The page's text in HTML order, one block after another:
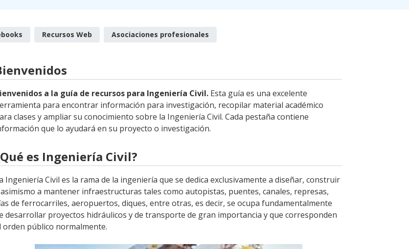
Recursos Web Asociaciones profesionales
a la guía de recursos para Ingeniería Civil. Esta guía es una excelente
para encontrar información para investigación, recopilar material académico
clases y ampliar su conocimiento sobre la Ingeniería Civil. Cada pestaña contiene
que lo ayudará en su proyecto o investigación.
es Ingeniería Civil?
Ingeniería Civil es la rama de la ingeniería que se dedica exclusivamente a diseñar, construir
a mantener infraestructuras tales como autopistas, puentes, canales, represas,
de ferrocarriles, aeropuertos, diques, entre otras, es decir, se ocupa fundamentalmente
desarrollar proyectos hidráulicos y de transporte de gran importancia y que corresponden
orden público normalmente.